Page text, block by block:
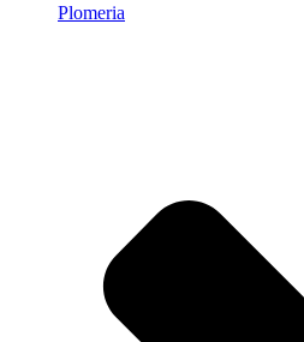
Plomeria